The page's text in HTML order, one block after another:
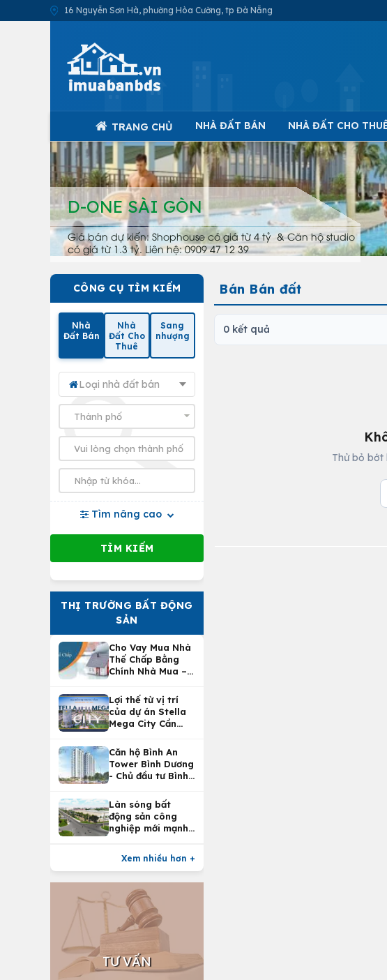
16 Nguyễn Sơn Hà, phường Hòa Cường, tp Đà Nẵng
TRANG CHỦ NHÀ ĐẤT BÁN NHÀ ĐẤT CHO
D-ONE SÀI GÒN
Giá bán dự kiến: Shophouse có giá từ 4 tỷ & Căn hộ studio
có giá từ 1.3 tỷ. Liên hệ: 0909 47 12 39
CÔNG CỤ TÌM KIẾM
Nhà
Đất Bán
Nhà
Đất Cho
Thuê
Sang
nhượng
Loại nhà đất bán
Tìm nâng cao
THỊ TRƯỜNG BẤT ĐỘNG
SẢN
Cho Vay Mua Nhà
Thế Chấp Bằng
Chính Nhà Mua –
Nhà Tại
Vietcombank
Lợi thế từ vị trí
của dự án Stella
Mega City Cần
Căn hộ Bình An
Tower Bình Dương
- Chủ đầu tư Bình
Làn sóng bất
động sản công
nghiệp mới mạnh
Xem nhiều hơn +
TƯ VẤN
Bán Bán đất
0 kết quả
Thử bỏ bớt